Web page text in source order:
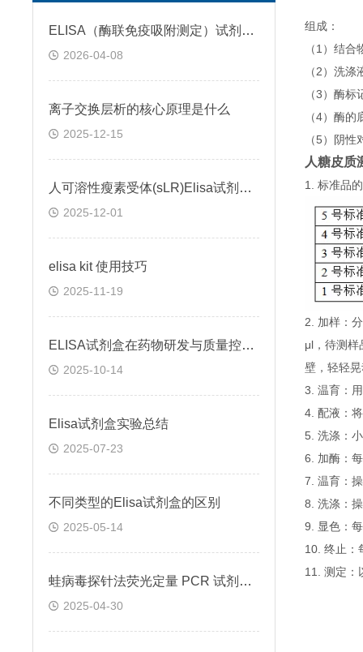
ELISA（酶联免疫吸附测定）试剂盒原理类型检测方法
2026-04-08
离子交换层析的核心原理是什么
2025-12-15
人可溶性瘦素受体(sLR)Elisa试剂盒可溶性受体的作用
2025-12-01
elisa kit 使用技巧
2025-11-19
ELISA试剂盒在药物研发与质量控制中的应用实践
2025-10-14
Elisa试剂盒实验总结
2025-07-23
不同类型的Elisa试剂盒的区别
2025-05-14
蛙病毒探针法荧光定量 PCR 试剂盒定量定性检测
2025-04-30
组成：
（1）结
（2）洗
（3）酶
（4）酶的
（5）阴
人糖皮质
1. 标准品
2. 加样：
μl，待测样
壁，轻轻
3. 温育：
4. 配液：
5. 洗涤：
6. 加酶：
7. 温育：
8. 洗涤：
9. 显色：
10. 终止：
11. 测定：